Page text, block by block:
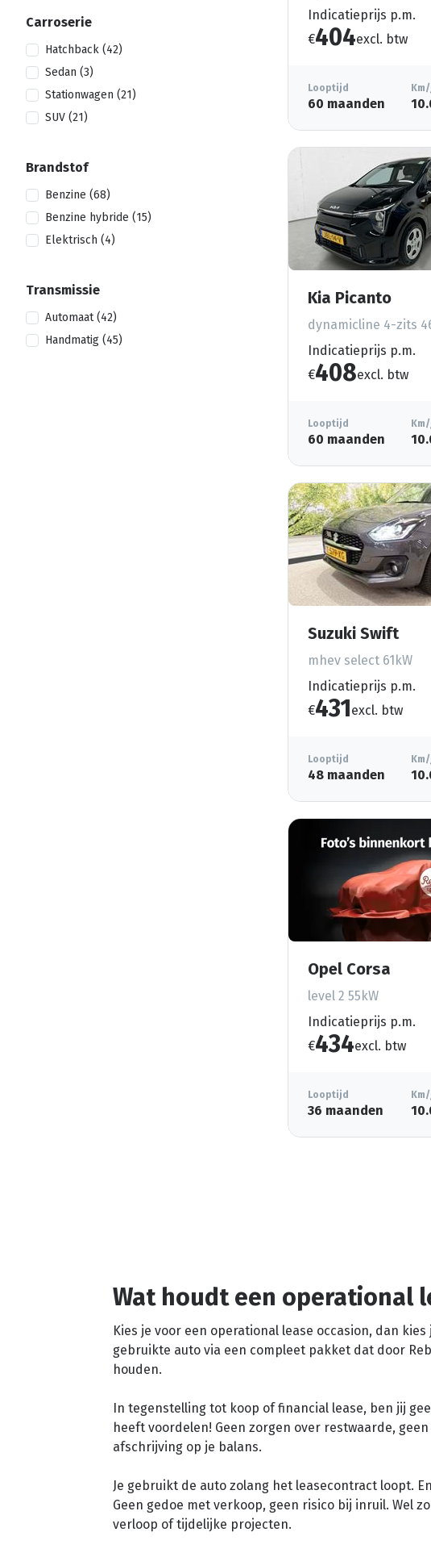
Carroserie
Hatchback (42)
Sedan (3)
Stationwagen (21)
SUV (21)
Brandstof
Benzine (68)
Benzine hybride (15)
Elektrisch (4)
Transmissie
Automaat (42)
Handmatig (45)
Indicatieprijs p.m.
€404excl. btw
Looptijd
60 maanden
Kia Picanto
dynamicline 4-zits
Indicatieprijs p.m.
€408excl. btw
Looptijd
60 maanden
Suzuki Swift
mhev select 61kW
Indicatieprijs p.m.
€431excl. btw
Looptijd
48 maanden
Opel Corsa
level 2 55kW
Indicatieprijs p.m.
€434excl. btw
Looptijd
36 maanden
Wat houdt een operational
Kies je voor een operational lease occasion, dan
gebruikte auto via een compleet pakket dat door
houden.
In tegenstelling tot koop of financial lease, ben jij
heeft voordelen! Geen zorgen over restwaarde,
afschrijving op je balans.
Je gebruikt de auto zolang het leasecontract loopt.
Geen gedoe met verkoop, geen risico bij inruil. Wel
verloop of tijdelijke projecten.